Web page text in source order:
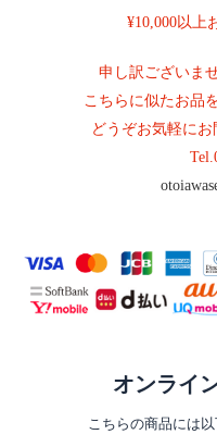
¥10,000以上
申し訳ございま
こちらに似たお品
どうぞお気軽にお
Tel.
オンライ
こちらの商品には